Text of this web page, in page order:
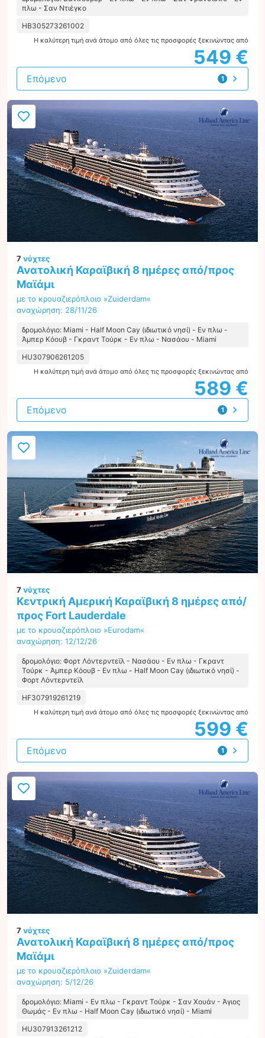
πλω - Σαν Ντιέγκο
HB305273261002
Η καλύτερη τιμή ανά άτομο από όλες τις προσφορές ξεκινώντας από
549 €
1
προσφορά
Επόμενο
7νύχτες
Ανατολική Καραϊβική 8 ημέρες από/προς
Μαϊάμι
με το κρουαζιερόπλοιο »Zuiderdam«
αναχώρηση: 28/11/26
δρομολόγιο: Miami - Half Moon Cay (ιδιωτικό νησί) - Εν πλω -
Άμπερ Κόουβ - Γκραντ Τούρκ - Εν πλω - Νασάου - Miami
HU307906261205
Η καλύτερη τιμή ανά άτομο από όλες τις προσφορές ξεκινώντας από
589 €
1
προσφορά
Επόμενο
7νύχτες
Κεντρική Αμερική Καραϊβική 8 ημέρες από/
προς Fort Lauderdale
με το κρουαζιερόπλοιο »Eurodam«
αναχώρηση: 12/12/26
δρομολόγιο: Φορτ Λόντερντεϊλ - Νασάου - Εν πλω - Γκραντ
Τούρκ - Άμπερ Κόουβ - Εν πλω - Half Moon Cay (ιδιωτικό νησί) -
Φορτ Λόντερντεϊλ
HF307919261219
Η καλύτερη τιμή ανά άτομο από όλες τις προσφορές ξεκινώντας από
599 €
1
προσφορά
Επόμενο
7νύχτες
Ανατολική Καραϊβική 8 ημέρες από/προς
Μαϊάμι
με το κρουαζιερόπλοιο »Zuiderdam«
αναχώρηση: 5/12/26
δρομολόγιο: Miami - Εν πλω - Γκραντ Τούρκ - Σαν Χουάν - Άγιος
Θωμάς - Εν πλω - Half Moon Cay (ιδιωτικό νησί) - Miami
HU307913261212